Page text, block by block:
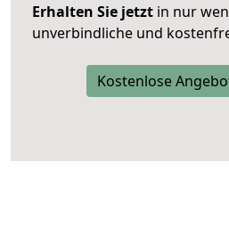
Erhalten Sie jetzt in nur
unverbindliche und
Kostenlose